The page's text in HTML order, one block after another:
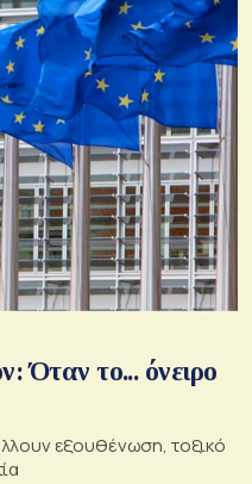
Όταν το... όνειρο
εξουθένωση, τοξικό